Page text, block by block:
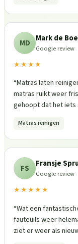
MD Mark de
Google review
★★★★
“Matras laten
matras ruikt weer
gehoopt dat het iets
Matras reinigen
FS Fransje
Google review
★★★★★
“Wat een
fauteuils weer
ziet er weer als